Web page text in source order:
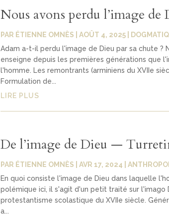
Nous avons perdu l’image
PAR ÉTIENNE OMNÈS AOÛT 4, 2025|
Adam a-t-il perdu l'image de Dieu par sa chute ?
enseigne depuis les premières générations que
l'homme. Les remontrants (arminiens du XVIIe
Formulation de...
LIRE PLUS
De l’image de Dieu —
PAR ÉTIENNE OMNÈS AVR 17, 2024
En quoi consiste l'image de Dieu dans laquelle
polémique ici, il s'agit d'un petit traité sur l'imago
protestantisme scolastique du XVIIe siècle.
a...